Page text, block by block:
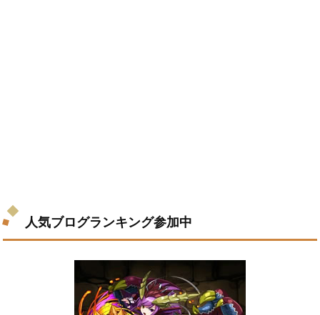
人気ブログランキング参加中